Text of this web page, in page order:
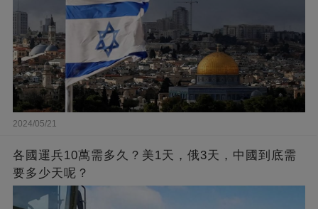
2024/05/21
各國運兵10萬需多久？美1天，俄3天，中國到底需
要多少天呢？